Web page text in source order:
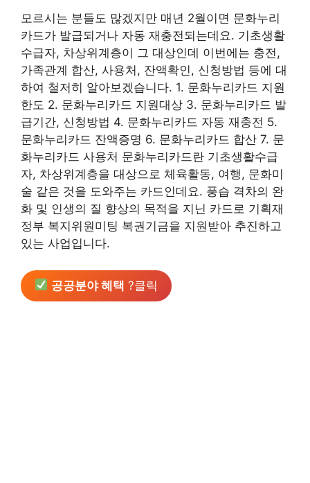
모르시는 분들도 많겠지만 매년 2월이면 문화누리
카드가 발급되거나 자동 재충전되는데요. 기초생활
수급자, 차상위계층이 그 대상인데 이번에는 충전,
가족관계 합산, 사용처, 잔액확인, 신청방법 등에 대
하여 철저히 알아보겠습니다. 1. 문화누리카드 지원
한도 2. 문화누리카드 지원대상 3. 문화누리카드 발
급기간, 신청방법 4. 문화누리카드 자동 재충전 5.
문화누리카드 잔액증명 6. 문화누리카드 합산 7. 문
화누리카드 사용처 문화누리카드란 기초생활수급
자, 차상위계층을 대상으로 체육활동, 여행, 문화미
술 같은 것을 도와주는 카드인데요. 풍습 격차의 완
화 및 인생의 질 향상의 목적을 지닌 카드로 기획재
정부 복지위원미팅 복권기금을 지원받아 추진하고
있는 사업입니다.
공공분야 혜택 ?클릭